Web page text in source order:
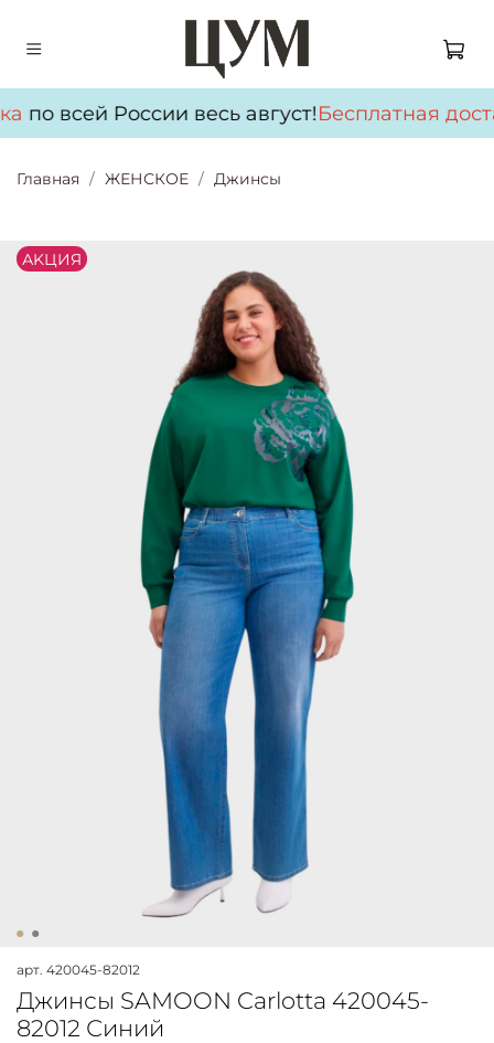
по всей России весь август!Бесплатная
Главная ЖЕНСКОЕ Джинсы
АKЦИЯ
арт. 420045-82012
Джинсы SAMOON Carlotta 420045-
82012 Синий